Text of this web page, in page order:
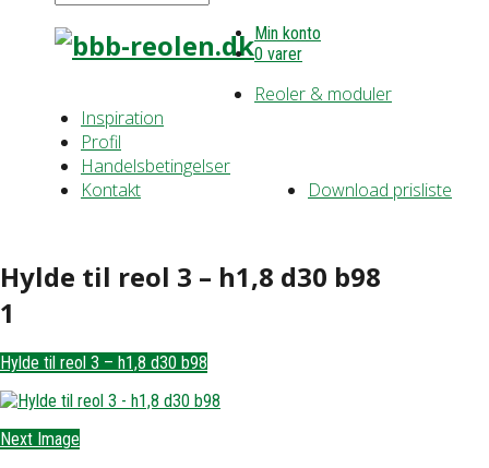
Min konto
0 varer
Reoler & moduler
Inspiration
Profil
Handelsbetingelser
Download prisliste
Kontakt
Hylde til reol 3 – h1,8 d30 b98
1
Hylde til reol 3 – h1,8 d30 b98
Next Image